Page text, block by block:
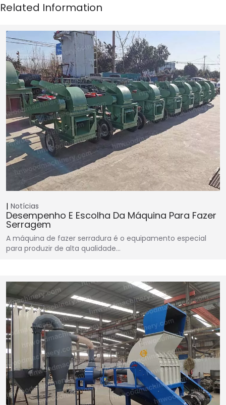
Notícias
Desempenho E Escolha Da Máquina Para Fazer
Serragem
A máquina de fazer serradura é o equipamento especial
para produzir de alta qualidade…